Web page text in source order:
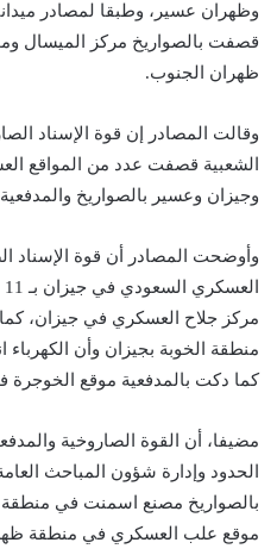
وظهران عسير، وطبقا لمصادر
قصفت بالصواريخ مركز الميسال
ظهران الجنوب.
وقالت المصادر إن قوة الإسناد
الشعبية قصفت عدد من المواقع
وجيزان وعسير بالصواريخ
وأوضحت المصادر أن قوة الإسناد
منطقة الخوبة بجيزان وأن
كما دكت بالمدفعية موقع الخوجرة
مضيفا، أن القوة الصاروخية
الحدود وإدارة شؤون المباحث
بالصواريخ مصنع اسمنت في منطقة
موقع علب العسكري في منطقة